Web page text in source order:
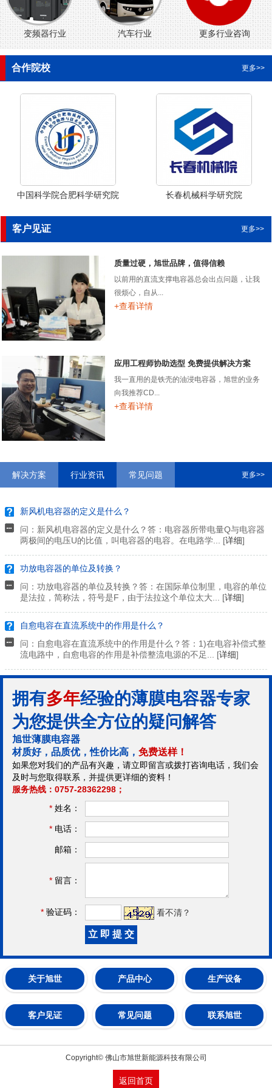
变频器行业 汽车行业 更多行业咨询
合作院校 更多>>
中国科学院合肥科学研究院 长春机械科学研究院
客户见证 更多>>
质量过硬，旭世品牌，值得信赖
以前用的直流支撑电容器总会出点问题，让我
很烦心，自从...
+查看详情
应用工程师协助选型 免费提供解决方案
我一直用的是铁壳的油浸电容器，旭世的业务
向我推荐CD...
+查看详情
解决方案 行业资讯 常见问题 更多>>
新风机电容器的定义是什么？
问：新风机电容器的定义是什么？答：电容器所带电量Q与电容器
两极间的电压U的比值，叫电容器的电容。在电路学... [详细]
功放电容器的单位及转换？
问：功放电容器的单位及转换？答：在国际单位制里，电容的单位
是法拉，简称法，符号是F，由于法拉这个单位太大... [详细]
自愈电容在直流系统中的作用是什么？
问：自愈电容在直流系统中的作用是什么？答：1)在电容补偿式整
流电路中，自愈电容的作用是补偿整流电源的不足... [详细]
拥有多年经验的薄膜电容器专家
为您提供全方位的疑问解答
旭世薄膜电容器
材质好，品质优，性价比高， 免费送样！
如果您对我们的产品有兴趣，请立即留言或拨打咨询电话，我们会
及时与您取得联系，并提供更详细的资料！
服务热线：0757-28362298；
* 姓名：
* 电话：
邮箱：
* 留言：
* 验证码： 看不清？
关于旭世 产品中心 生产设备
客户见证 常见问题 联系旭世
Copyright© 佛山市旭世新能源科技有限公司
返回首页